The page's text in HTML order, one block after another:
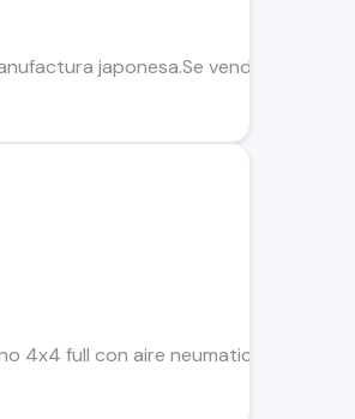
japonesa.Se vende solo por
4x4 full con aire neumaticos 80